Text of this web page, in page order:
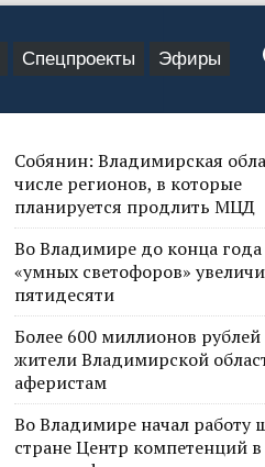
Спецпроекты Эфиры
Собянин: Владимирская
числе регионов, в которые
планируется продлить МЦД
Во Владимире до конца года
«умных светофоров»
пятидесяти
Более 600 миллионов рублей
жители Владимирской
аферистам
Во Владимире начал работу
стране Центр компетенций